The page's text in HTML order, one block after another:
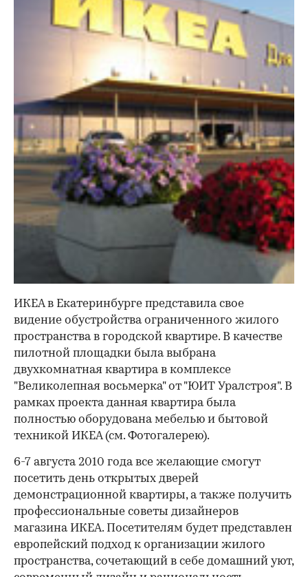
ИКЕА в Екатеринбурге представила свое
видение обустройства ограниченного жилого
пространства в городской квартире. В качестве
пилотной площадки была выбрана
двухкомнатная квартира в комплексе
"Великолепная восьмерка" от "ЮИТ Уралстроя". В
рамках проекта данная квартира была
полностью оборудована мебелью и бытовой
техникой ИКЕА (см. Фотогалерею).
6-7 августа 2010 года все желающие смогут
посетить день открытых дверей
демонстрационной квартиры, а также получить
профессиональные советы дизайнеров
магазина ИКЕА. Посетителям будет представлен
европейский подход к организации жилого
пространства, сочетающий в себе домашний уют,